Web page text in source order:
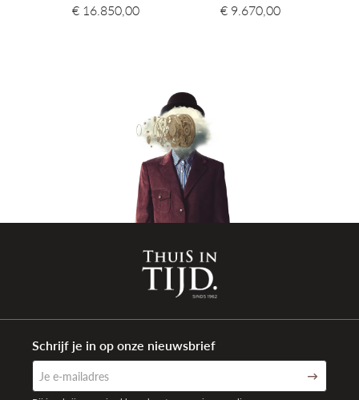
€ 16.850,00 € 9.670,00
Schrijf je in op onze nieuwsbrief